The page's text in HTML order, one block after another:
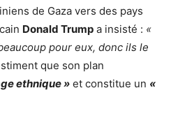
de Gaza vers des pays
Donald Trump a insisté : «
pour eux, donc ils le
que son plan
ethnique » et constitue un «